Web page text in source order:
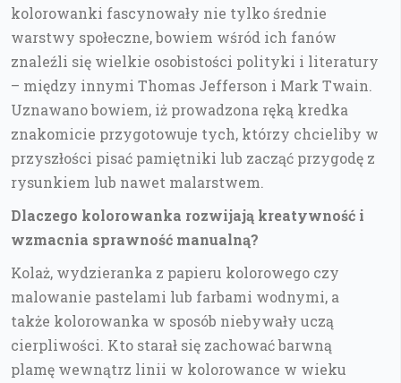
kolorowanki fascynowały nie tylko średnie
warstwy społeczne, bowiem wśród ich fanów
znaleźli się wielkie osobistości polityki i literatury
– między innymi Thomas Jefferson i Mark Twain.
Uznawano bowiem, iż prowadzona ręką kredka
znakomicie przygotowuje tych, którzy chcieliby w
przyszłości pisać pamiętniki lub zacząć przygodę z
rysunkiem lub nawet malarstwem.
Dlaczego kolorowanka rozwijają kreatywność i
wzmacnia sprawność manualną?
Kolaż, wydzieranka z papieru kolorowego czy
malowanie pastelami lub farbami wodnymi, a
także kolorowanka w sposób niebywały uczą
cierpliwości. Kto starał się zachować barwną
plamę wewnątrz linii w kolorowance w wieku